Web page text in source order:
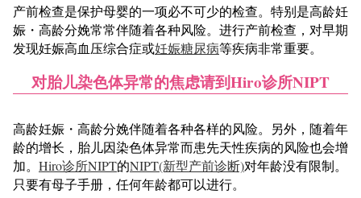
产前检查是保护母婴的一项必不可少的检查。特别是高龄妊
娠・高龄分娩常常伴随着各种风险。进行产前检查，对早期
发现妊娠高血压综合症或妊娠糖尿病等疾病非常重要。
对胎儿染色体异常的焦虑请到Hiro诊所NIPT
高龄妊娠・高龄分娩伴随着各种各样的风险。另外，随着年
龄的增长，胎儿因染色体异常而患先天性疾病的风险也会增
加。 Hiro诊所NIPT的NIPT(新型产前诊断)对年龄没有限制。
只要有母子手册，任何年龄都可以进行。